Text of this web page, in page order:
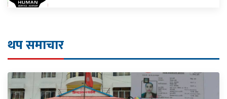
थप समाचार